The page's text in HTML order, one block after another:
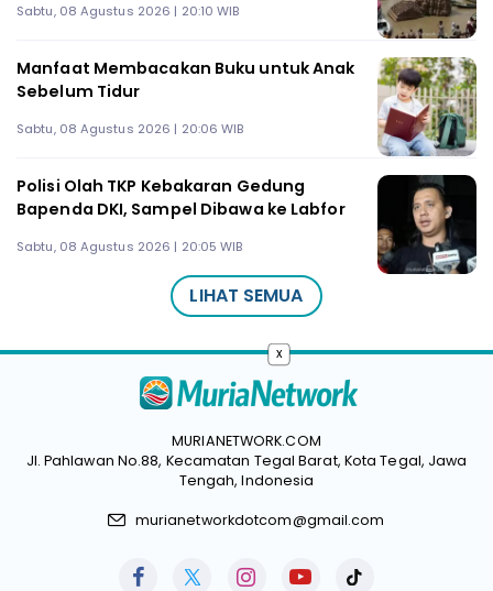
Sabtu, 08 Agustus 2026 | 20:10 WIB
Manfaat Membacakan Buku untuk Anak
Sebelum Tidur
Sabtu, 08 Agustus 2026 | 20:06 WIB
Polisi Olah TKP Kebakaran Gedung
Bapenda DKI, Sampel Dibawa ke Labfor
Sabtu, 08 Agustus 2026 | 20:05 WIB
LIHAT SEMUA
MURIANETWORK.COM
Jl. Pahlawan No.88, Kecamatan Tegal Barat, Kota Tegal, Jawa
Tengah, Indonesia
murianetworkdotcom@gmail.com
x